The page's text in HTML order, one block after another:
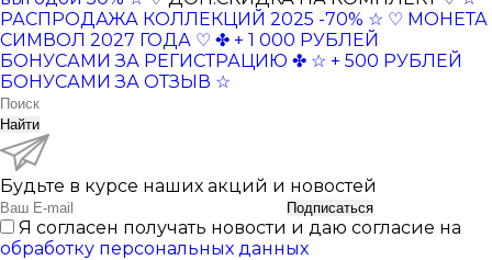
РАСПРОДАЖА КОЛЛЕКЦИЙ 2025 -70% ☆ ♡ МОНЕТА
СИМВОЛ 2027 ГОДА ♡ ✤ + 1 000 РУБЛЕЙ
БОНУСАМИ ЗА РЕГИСТРАЦИЮ ✤ ☆ + 500 РУБЛЕЙ
БОНУСАМИ ЗА ОТЗЫВ ☆
Найти
Будьте в курсе наших акций и новостей
Подписаться
Я согласен получать новости и даю согласие на
обработку персональных данных